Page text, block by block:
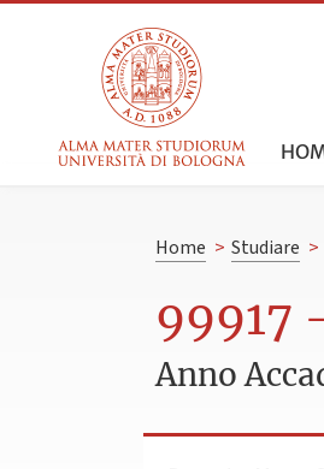
Home > Studiare >
99917
Anno